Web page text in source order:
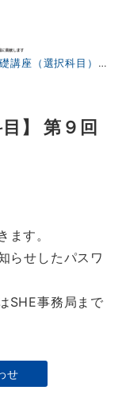
講座（選択科目）
】 第９回
ます。
らせしたパスワ
SHE事務局まで
せ